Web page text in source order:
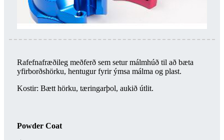
Rafefnafræðileg meðferð sem setur málmhúð til að bæta
yfirborðshörku, hentugur fyrir ýmsa málma og plast.
Kostir: Bætt hörku, tæringarþol, aukið útlit.
Powder Coat